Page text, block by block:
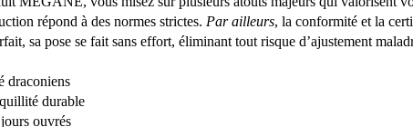
répond à des normes strictes. Par ailleurs, la conformité et la
sa pose se fait sans effort, éliminant tout risque d’ajustement
draconiens
durable
ouvrés